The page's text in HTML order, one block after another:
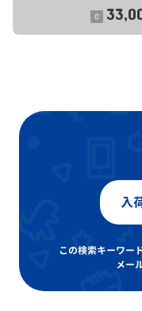
入
この検索キーワー
メー